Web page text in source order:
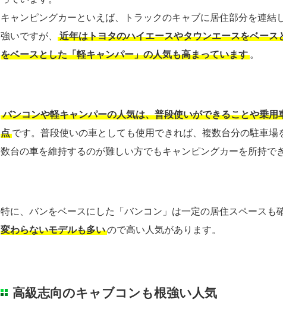
キャンピングカーといえば、トラックのキャブに居住部分を連結
強いですが、
近年はトヨタのハイエースやタウンエースをベース
をベースとした「軽キャンパー」の人気も高まっています 。
バンコンや軽キャンパーの人気は、普段使いができることや乗
点 です。普段使いの車としても使用できれば、複数台分の駐車
数台の車を維持するのが難しい方でもキャンピングカーを所持で
特に、バンをベースにした「バンコン」は一定の居住スペースも
変わらないモデルも多いので高い人気があります。
高級志向のキャブコンも根強い人気